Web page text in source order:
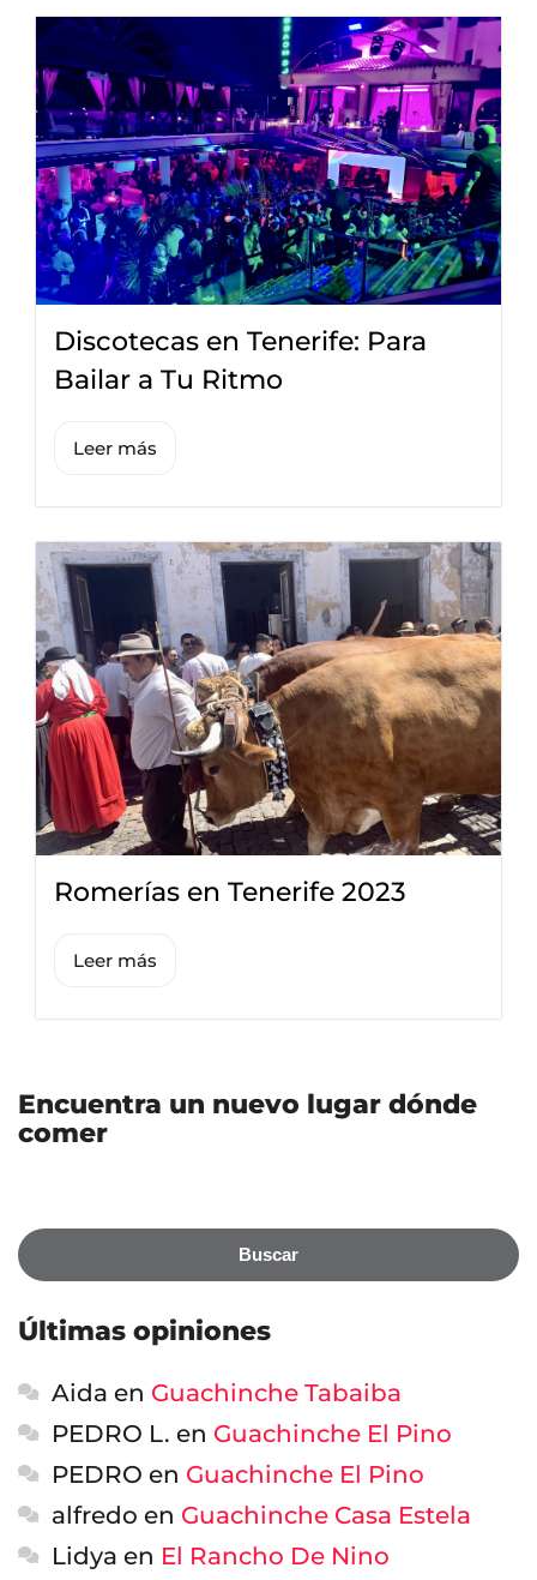
Discotecas en Tenerife: Para
Bailar a Tu Ritmo
Leer más
Romerías en Tenerife 2023
Leer más
Encuentra un nuevo lugar dónde
comer
Buscar
Últimas opiniones
Aida en Guachinche Tabaiba
PEDRO L. en Guachinche El Pino
PEDRO en Guachinche El Pino
alfredo en Guachinche Casa Estela
Lidya en El Rancho De Nino